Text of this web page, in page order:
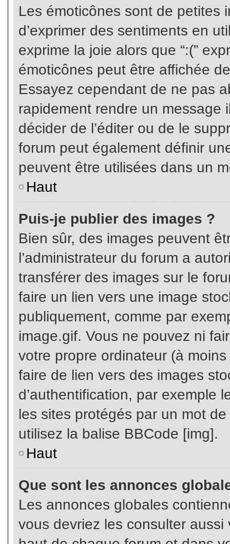
Les émoticônes sont de petites
d’exprimer des sentiments en
exprime la joie alors que “:(”
émoticônes peut être affichée
Essayez cependant de ne pas
rapidement rendre un message
décider de l’éditer ou de le
forum peut également définir
peuvent être utilisées dans un
Haut
Puis-je publier des images ?
Bien sûr, des images peuvent
l’administrateur du forum a
transférer des images sur le
faire un lien vers une image
publiquement, comme par
image.gif. Vous ne pouvez ni
votre propre ordinateur (à
faire de lien vers des images
d’authentification, par exemple
les sites protégés par un mot
utilisez la balise BBCode [img].
Haut
Que sont les annonces
Les annonces globales
vous devriez les consulter